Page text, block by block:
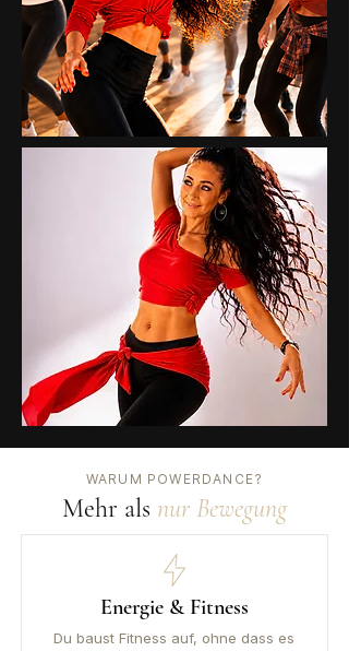
WARUM POWERDANCE?
Mehr als nur Bewegung
Energie & Fitness
Du baust Fitness auf, ohne dass es